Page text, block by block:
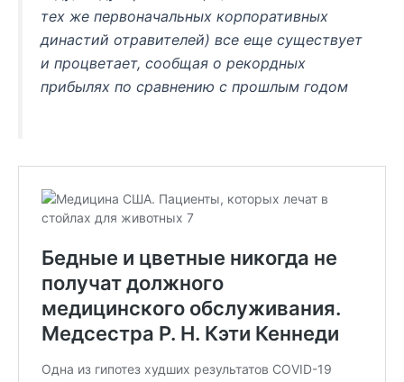
тех же первоначальных корпоративных
династий отравителей) все еще существует
и процветает, сообщая о рекордных
прибылях по сравнению с прошлым годом